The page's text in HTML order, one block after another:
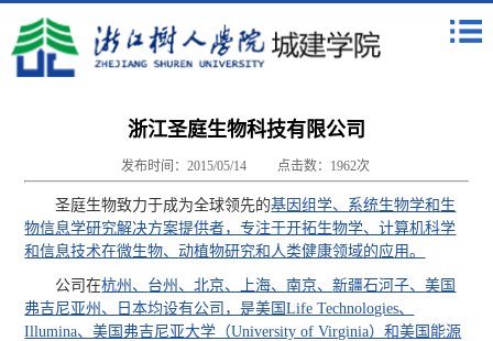
浙江圣庭生物科技有限公司
发布时间：2015/05/14 点击数： 1962次
圣庭生物致力于成为全球领先的基因组学、 系统生物学和 生
物信息学研究解决方案提供者，专注于开拓生物学、计算机科学
和信息技术在微生物、动植物研究和 人类健康领域的应用。
公司在杭州、 台州、北京、上海、南京、新疆石河子、美国
弗吉尼亚州、日本均设有公司，是美国Life Technologies、
Illumina、美国弗吉尼亚大学（University of Virginia）和美国能源